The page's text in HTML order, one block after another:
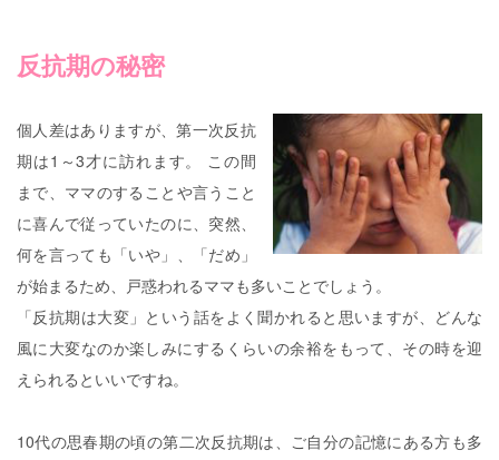
反抗期の秘密
個人差はありますが、第一次反抗
期は1～3才に訪れます。 この間
まで、ママのすることや言うこと
に喜んで従っていたのに、突然、
何を言っても「いや」、「だめ」
が始まるため、戸惑われるママも多いことでしょう。
「反抗期は大変」という話をよく聞かれると思いますが、どんな
風に大変なのか楽しみにするくらいの余裕をもって、その時を迎
えられるといいですね。
10代の思春期の頃の第二次反抗期は、ご自分の記憶にある方も多